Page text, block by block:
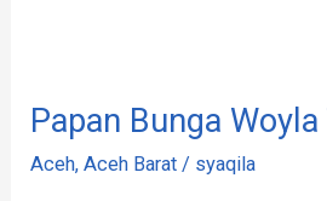
Papan Bunga
Aceh,Aceh Barat / syaqila